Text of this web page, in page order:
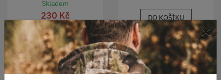
Skladem
230 Kč
DO KOŠÍKU
DO KOŠÍKU
×